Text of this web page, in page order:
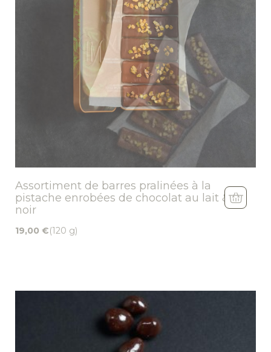
Assortiment de barres pralinées à la
pistache enrobées de chocolat au lait &
noir
19,00 €(120 g)